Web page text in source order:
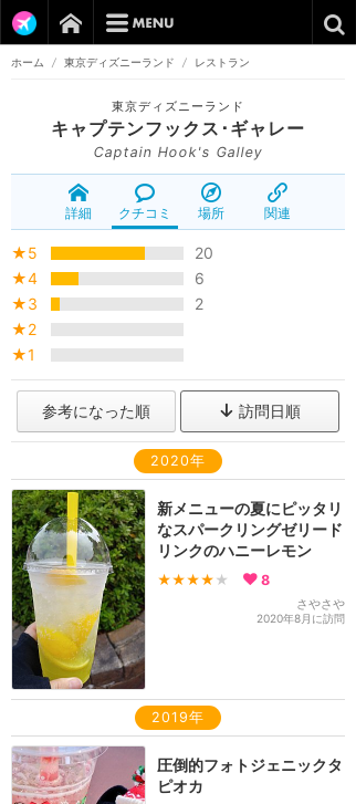
ホーム / 東京ディズニーランド / レストラン
東京ディズニーランド
キャプテンフックス･ギャレー
Captain Hook's Galley
詳細 クチコミ 場所 関連
★5
20
★4
6
★3
2
★2
★1
参考になった順 訪問日順
2020年
新メニューの夏にピッタリ
なスパークリングゼリード
リンクのハニーレモン
★★★★ ★ 8
さやさや
2020年8月に訪問
2019年
圧倒的フォトジェニックタ
ピオカ